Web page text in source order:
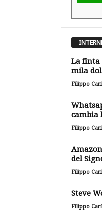
La finta
mila
Filippo
cambia
Filippo
del
Filippo
Steve
Filippo